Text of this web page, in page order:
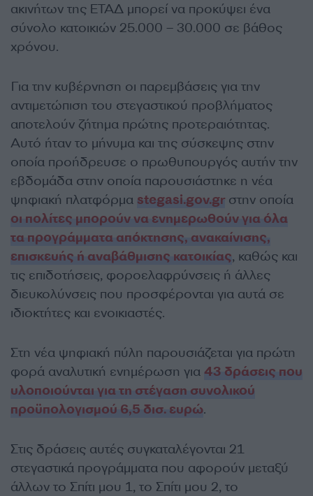
ακινήτων της ΕΤΑΔ μπορεί να προκύψει ένα
σύνολο κατοικιών 25.000 – 30.000 σε βάθος
χρόνου.
Για την κυβέρνηση οι παρεμβάσεις για την
αντιμετώπιση του στεγαστικού προβλήματος
αποτελούν ζήτημα πρώτης προτεραιότητας.
Αυτό ήταν το μήνυμα και της σύσκεψης στην
οποία προήδρευσε ο πρωθυπουργός αυτήν την
εβδομάδα στην οποία παρουσιάστηκε η νέα
ψηφιακή πλατφόρμα stegasi.gov.gr στην οποία
οι πολίτες μπορούν να ενημερωθούν για όλα
τα προγράμματα απόκτησης, ανακαίνισης,
επισκευής ή αναβάθμισης κατοικίας, καθώς και
τις επιδοτήσεις, φοροελαφρύνσεις ή άλλες
διευκολύνσεις που προσφέρονται για αυτά σε
ιδιοκτήτες και ενοικιαστές.
Στη νέα ψηφιακή πύλη παρουσιάζεται για πρώτη
φορά αναλυτική ενημέρωση για 43 δράσεις που
υλοποιούνται για τη στέγαση συνολικού
προϋπολογισμού 6,5 δισ. ευρώ.
Στις δράσεις αυτές συγκαταλέγονται 21
στεγαστικά προγράμματα που αφορούν μεταξύ
άλλων το Σπίτι μου 1, το Σπίτι μου 2, το